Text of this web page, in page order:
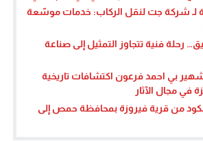
لـ شركة جت لنقل الركاب: خدمات موسّعة
رحلة فنية تتجاوز التمثيل إلى صناعة
بي احمد فرعون اكتشافات تاريخية
مجال الآثار
من قرية فيروزة بمحافظة حمص إلى